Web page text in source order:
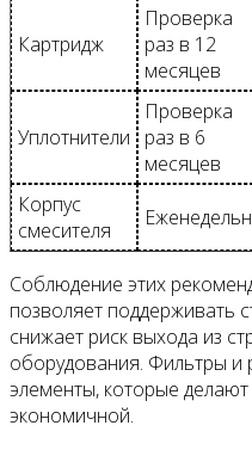
Картридж
Проверка
раз в 12
месяцев
Уплотнители
Проверка
раз в 6
месяцев
Корпус
смесителя
Соблюдение этих
позволяет поддерживать
снижает риск выхода из
оборудования. Фильтры и
элементы, которые
экономичной.